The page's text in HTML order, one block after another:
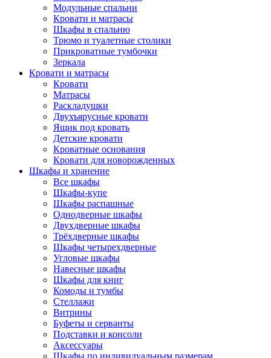
Модульные спальни
Кровати и матрасы
Шкафы в спальню
Трюмо и туалетные столики
Прикроватные тумбочки
Зеркала
Кровати и матрасы
Кровати
Матрасы
Раскладушки
Двухъярусные кровати
Ящик под кровать
Детские кровати
Кроватные основания
Кровати для новорожденных
Шкафы и хранение
Все шкафы
Шкафы-купе
Шкафы распашные
Однодверные шкафы
Двухдверные шкафы
Трёхдверные шкафы
Шкафы четырехдверные
Угловые шкафы
Навесные шкафы
Шкафы для книг
Комоды и тумбы
Стеллажи
Витрины
Буфеты и серванты
Подставки и консоли
Аксессуары